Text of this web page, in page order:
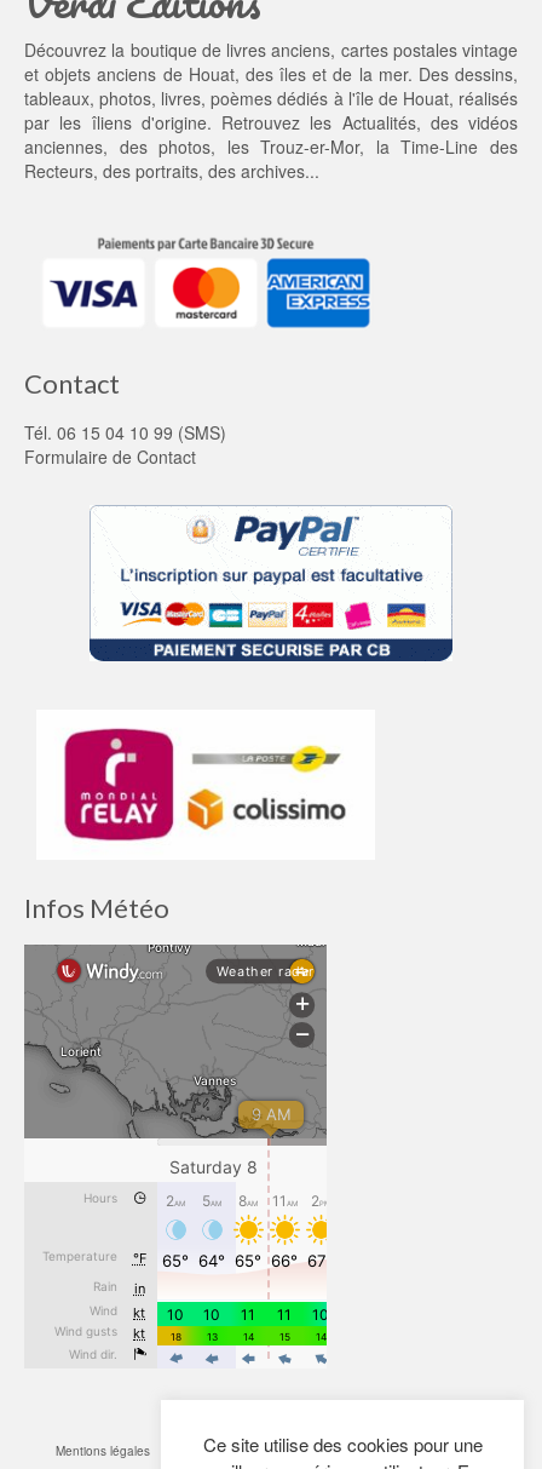
t :
0,
0
0 €.
Découvrez la boutique de livres anciens, cartes postales vintage
et objets anciens de Houat, des îles et de la mer. Des dessins,
tableaux, photos, livres, poèmes dédiés à l'île de Houat, réalisés
par les îliens d'origine. Retrouvez les Actualités, des vidéos
anciennes, desphotos, lesTrouz-er-Mor, laTime-Line des
Recteurs, des portraits, des archives...
Contact
Tél. 06 15 04 10 99 (SMS)
Formulaire de Contact
Infos Météo
Mentions légales Cookies Confidentialité Plan du site Contact
Ce site utilise des cookies pour une